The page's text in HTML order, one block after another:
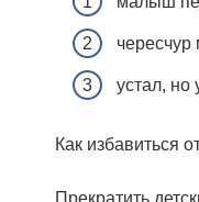
чересчур
устал, но
Как избавиться